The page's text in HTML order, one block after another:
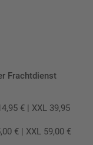
Frachtdienst
€ | XXL 39,95
€ | XXL 59,00 €